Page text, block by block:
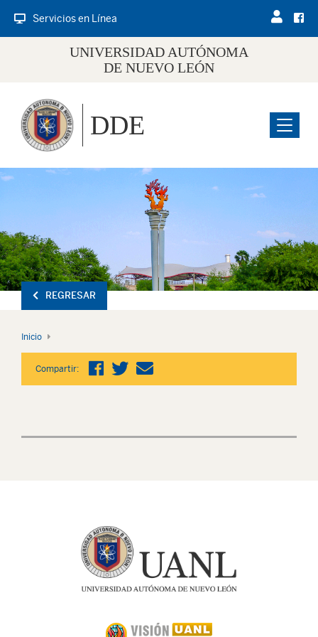
Servicios en Línea
UNIVERSIDAD AUTÓNOMA
DE NUEVO LEÓN
Menu
DDE
REGRESAR
Inicio
Compartir: